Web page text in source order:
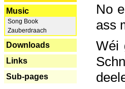
Music
Song Book
Zauberdraach
Downloads
Links
Sub-pages
No
ass
Wéi